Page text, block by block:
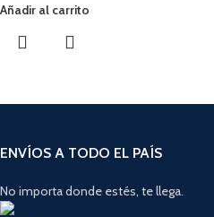
Añadir al carrito
ENVÍOS A TODO EL PAÍS
No importa donde estés, te llega.